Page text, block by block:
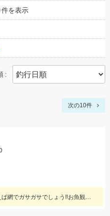
件を表示
次の10件
釣りもいいけど水遊びといえば網でガサガサでしょう‼お魚観察水槽が大活躍♪